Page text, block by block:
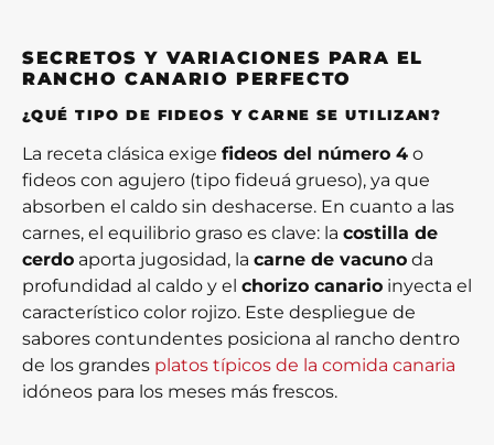
SECRETOS Y VARIACIONES PARA EL
RANCHO CANARIO PERFECTO
¿QUÉ TIPO DE FIDEOS Y CARNE SE UTILIZAN?
La receta clásica exige fideos del número 4 o
fideos con agujero (tipo fideuá grueso), ya que
absorben el caldo sin deshacerse. En cuanto a las
carnes, el equilibrio graso es clave: la costilla de
cerdo aporta jugosidad, la carne de vacuno da
profundidad al caldo y el chorizo canario inyecta el
característico color rojizo. Este despliegue de
sabores contundentes posiciona al rancho dentro
de los grandes platos típicos de la comida canaria
idóneos para los meses más frescos.